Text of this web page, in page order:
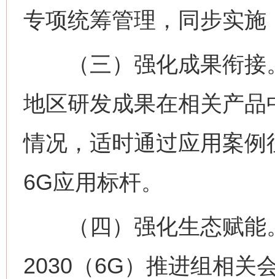
专项统筹管理，同步实施
（三）强化成果衔接
地区研发成果在相关产
情况，适时通过应用案
6G应用标杆。
（四）强化生态赋能
2030（6G）推进组相关